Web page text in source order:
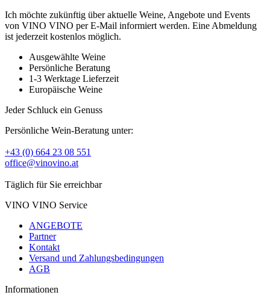
Ich möchte zukünftig über aktuelle Weine, Angebote und Events
von VINO VINO per E-Mail informiert werden. Eine Abmeldung
ist jederzeit kostenlos möglich.
Ausgewählte Weine
Persönliche Beratung
1-3 Werktage Lieferzeit
Europäische Weine
Jeder Schluck ein Genuss
Persönliche Wein-Beratung unter:
+43 (0) 664 23 08 551
office@vinovino.at
Täglich für Sie erreichbar
VINO VINO Service
ANGEBOTE
Partner
Kontakt
Versand und Zahlungsbedingungen
AGB
Informationen